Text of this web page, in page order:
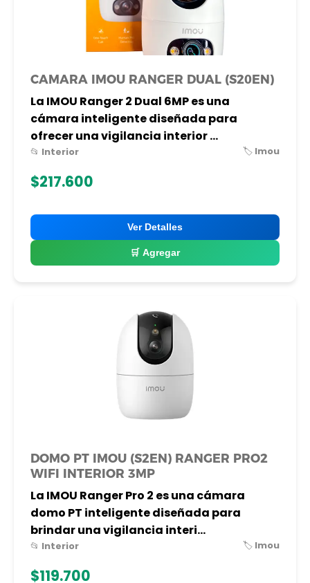
CAMARA IMOU RANGER DUAL (S20EN)
La IMOU Ranger 2 Dual 6MP es una
cámara inteligente diseñada para
ofrecer una vigilancia interior ...
📂 Interior 🏷️ Imou
$217.600
Ver Detalles
🛒 Agregar
DOMO PT IMOU (S2EN) RANGER PRO2
WIFI INTERIOR 3MP
La IMOU Ranger Pro 2 es una cámara
domo PT inteligente diseñada para
brindar una vigilancia interi...
📂 Interior 🏷️ Imou
$119.700